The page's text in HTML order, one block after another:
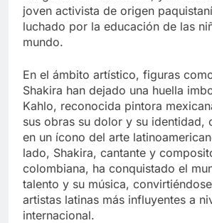
joven activista de origen
luchado por la educación de las
mundo.
En el ámbito artístico, figuras
Shakira han dejado una huella
Kahlo, reconocida pintora
sus obras su dolor y su identidad,
en un ícono del arte
lado, Shakira, cantante y
colombiana, ha conquistado el
talento y su música,
artistas latinas más influyentes a
internacional.